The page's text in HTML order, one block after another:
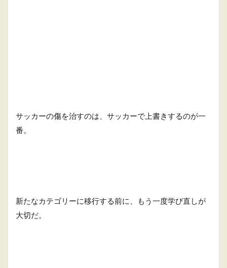
サッカーの傷を治すのは、サッカーで上書きするのが一
番。
新たなカテゴリーに移行する前に、もう一度学び直しが
大切だ。